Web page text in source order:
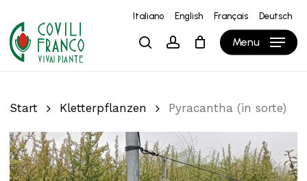
main
content
Italiano English Français Deutsch
searchaccount Menu
Warenkorb Close
Cart
Start Kletterpflanzen Pyracantha (in sorte)